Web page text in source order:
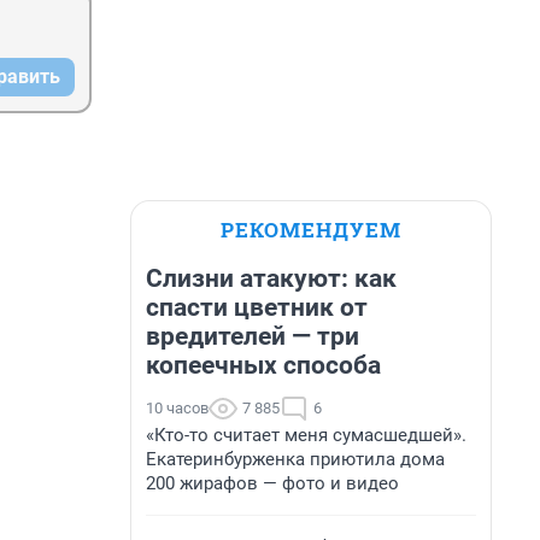
РЕКОМЕНДУЕМ
Слизни атакуют: как
спасти цветник от
вредителей — три
копеечных способа
10 часов 7 885 6
«Кто-то считает меня сумасшедшей».
Екатеринбурженка приютила дома
200 жирафов — фото и видео